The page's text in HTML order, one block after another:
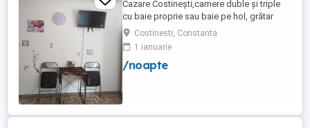
Cazare Costinești,camere duble și triple
cu baie proprie sau baie pe hol, grătar
frigider curte,parcare proprie , prețuri
începând de la 150 lei pe noapte,telefon
Costinesti, Constanta
1 ianuarie
/noapte